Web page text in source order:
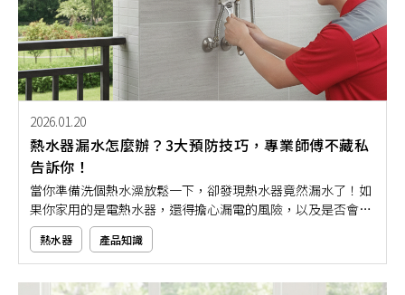
2026.01.20
熱水器漏水怎麼辦？3大預防技巧，專業師傅不藏私
告訴你！
當你準備洗個熱水澡放鬆一下，卻發現熱水器竟然漏水了！如
果你家用的是電熱水器，還得擔心漏電的風險，以及是否會對
家人安全造成威脅。其實，熱水器漏水多半不是突如其來，而
是日積月累下的耗損或壓力異常所導致。與其等到水滴成災，
不如提早防範。接下來，就讓本文用專業角度帶大家掌握熱水
器漏水原因，教你如何掌握重點、避免災害發生！
熱水器 產品知識